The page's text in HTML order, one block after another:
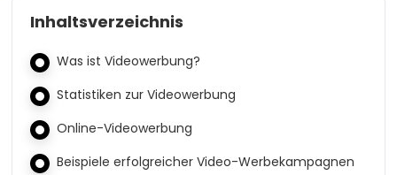
Inhaltsverzeichnis
Was ist Videowerbung?
Statistiken zur Videowerbung
Online-Videowerbung
Beispiele erfolgreicher Video-Werbekampagnen